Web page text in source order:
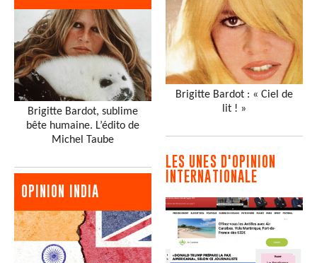
Brigitte Bardot, sublime
bête humaine. L’édito de
Michel Taube
OPINION INDIA
Brigitte Bardot : « Ciel de
lit ! »
LES UNES D'OPINION
INTERNATIONALE